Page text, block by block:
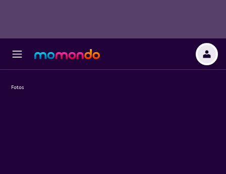
Fotos